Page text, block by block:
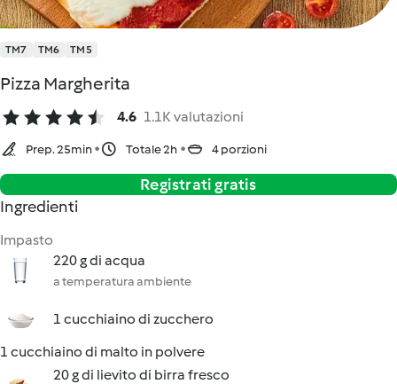
TM7 TM6 TM5
Pizza Margherita
4.6 1.1K valutazioni
Prep. 25min Totale 2h 4 porzioni
Registrati gratis
Ingredienti
Impasto
220 g di acqua
a temperatura ambiente
1 cucchiaino di zucchero
1 cucchiaino di malto in polvere
20 g di lievito di birra fresco